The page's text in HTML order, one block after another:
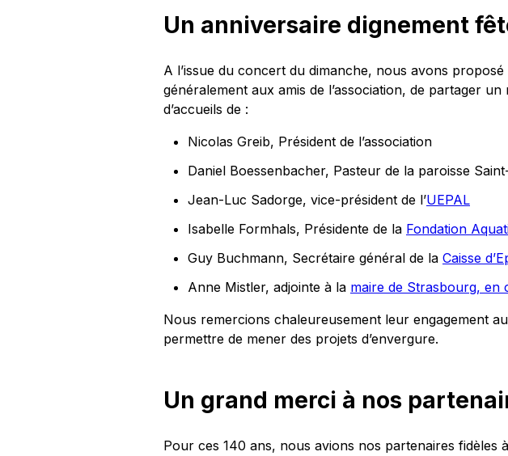
Un anniversaire dignement
A l’issue du concert du dimanche, nous avons
généralement aux amis de l’association, de partager
d’accueils de :
Nicolas Greib, Président de l’association
Daniel Boessenbacher, Pasteur de la paroisse
Jean-Luc Sadorge, vice-président de l’UEPAL
Isabelle Formhals, Présidente de la Fondation
Guy Buchmann, Secrétaire général de la Caisse
Anne Mistler, adjointe à la maire de Strasbourg, en
Nous remercions chaleureusement leur engagement
permettre de mener des projets d’envergure.
Un grand merci à nos
Pour ces 140 ans, nous avions nos partenaires fidèles